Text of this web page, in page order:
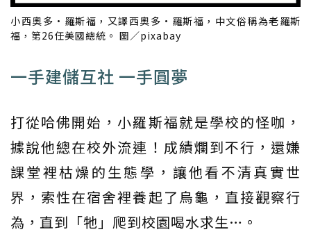
小西奧多·羅斯福，又譯西奧多·羅斯福，中文俗稱為老羅斯
福，第26任美國總統。 圖／pixabay
一手建儲互社 一手圓夢
打從哈佛開始，小羅斯福就是學校的怪咖，
據說他總在校外流連！成績爛到不行，還嫌
課堂裡枯燥的生態學，讓他看不清真實世
界，索性在宿舍裡養起了烏龜，直接觀察行
為，直到「牠」爬到校園喝水求生…。